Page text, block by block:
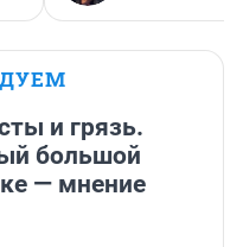
и грязь.
большой
— мнение